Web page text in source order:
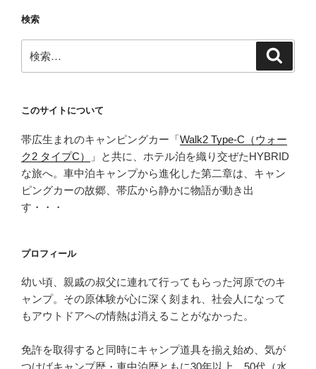
検索
索:
このサイトについて
帯広生まれのキャンピングカー「Walk2 Type‑C（ウォー
ク2 タイプC）
」と共に、ホテル泊を織り交ぜたHYBRID
な旅へ。車中泊キャンプから進化した第二章は、キャン
ピングカーの故郷、帯広から静かに物語が動き出
す・・・
プロフィール
幼い頃、親戚の叔父に連れて行ってもらった河原でのキ
ャンプ。その原体験が心に深く刻まれ、社会人になって
もアウトドアへの情熱は消えることがなかった。
免許を取得すると同時にキャンプ道具を揃え始め、気が